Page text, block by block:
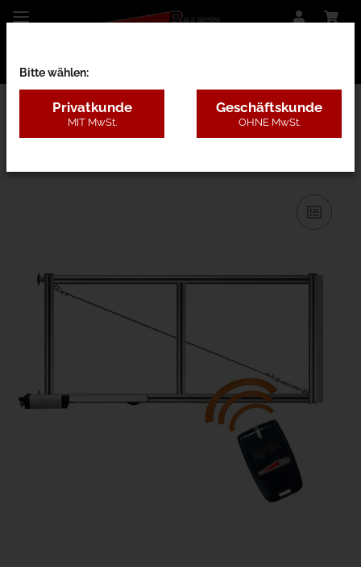
26BF - nur Rahmen o. Pfosten
Bitte wählen:
Privatkunde
MIT MwSt.
Geschäftskunde
OHNE MwSt.